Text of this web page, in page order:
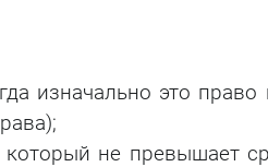
изначально это
не превышает